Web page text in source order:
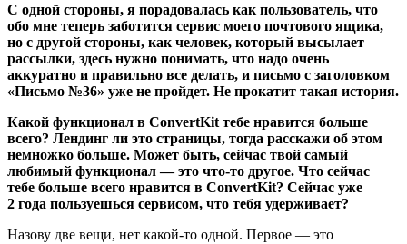
С одной стороны, я порадовалась как пользователь, что
обо мне теперь заботится сервис моего почтового ящика,
но с другой стороны, как человек, который высылает
рассылки, здесь нужно понимать, что надо очень
аккуратно и правильно все делать, и письмо с заголовком
«Письмо №36» уже не пройдет. Не прокатит такая история.
Какой функционал в ConvertKit тебе нравится больше
всего? Лендинг ли это страницы, тогда расскажи об этом
немножко больше. Может быть, сейчас твой самый
любимый функционал — это что-то другое. Что сейчас
тебе больше всего нравится в ConvertKit? Сейчас уже
2 года пользуешься сервисом, что тебя удерживает?
Назову две вещи, нет какой-то одной. Первое — это